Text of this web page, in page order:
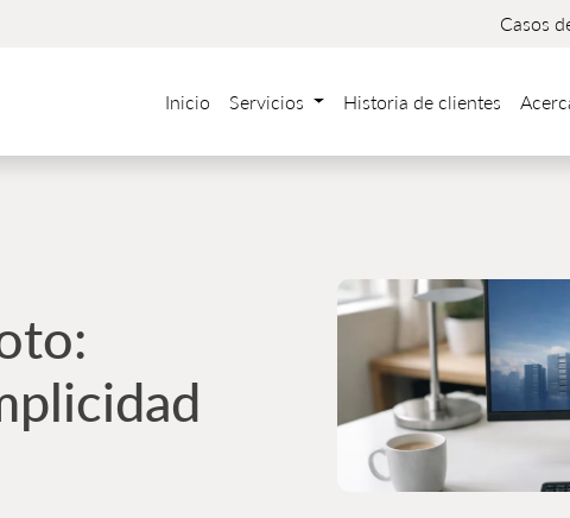
Casos
Inicio Servicios Historia de clientes